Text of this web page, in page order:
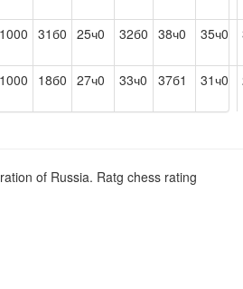
1000 31б0 25ч0 32б0 38ч0 35ч0
1000 18б0 27ч0 33ч0 37б1 31ч0
of Russia. Ratg chess rating